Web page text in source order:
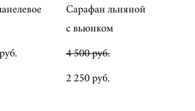
Сарафан льняной
с вьюнком
4 500 pуб.
2 250 pуб.